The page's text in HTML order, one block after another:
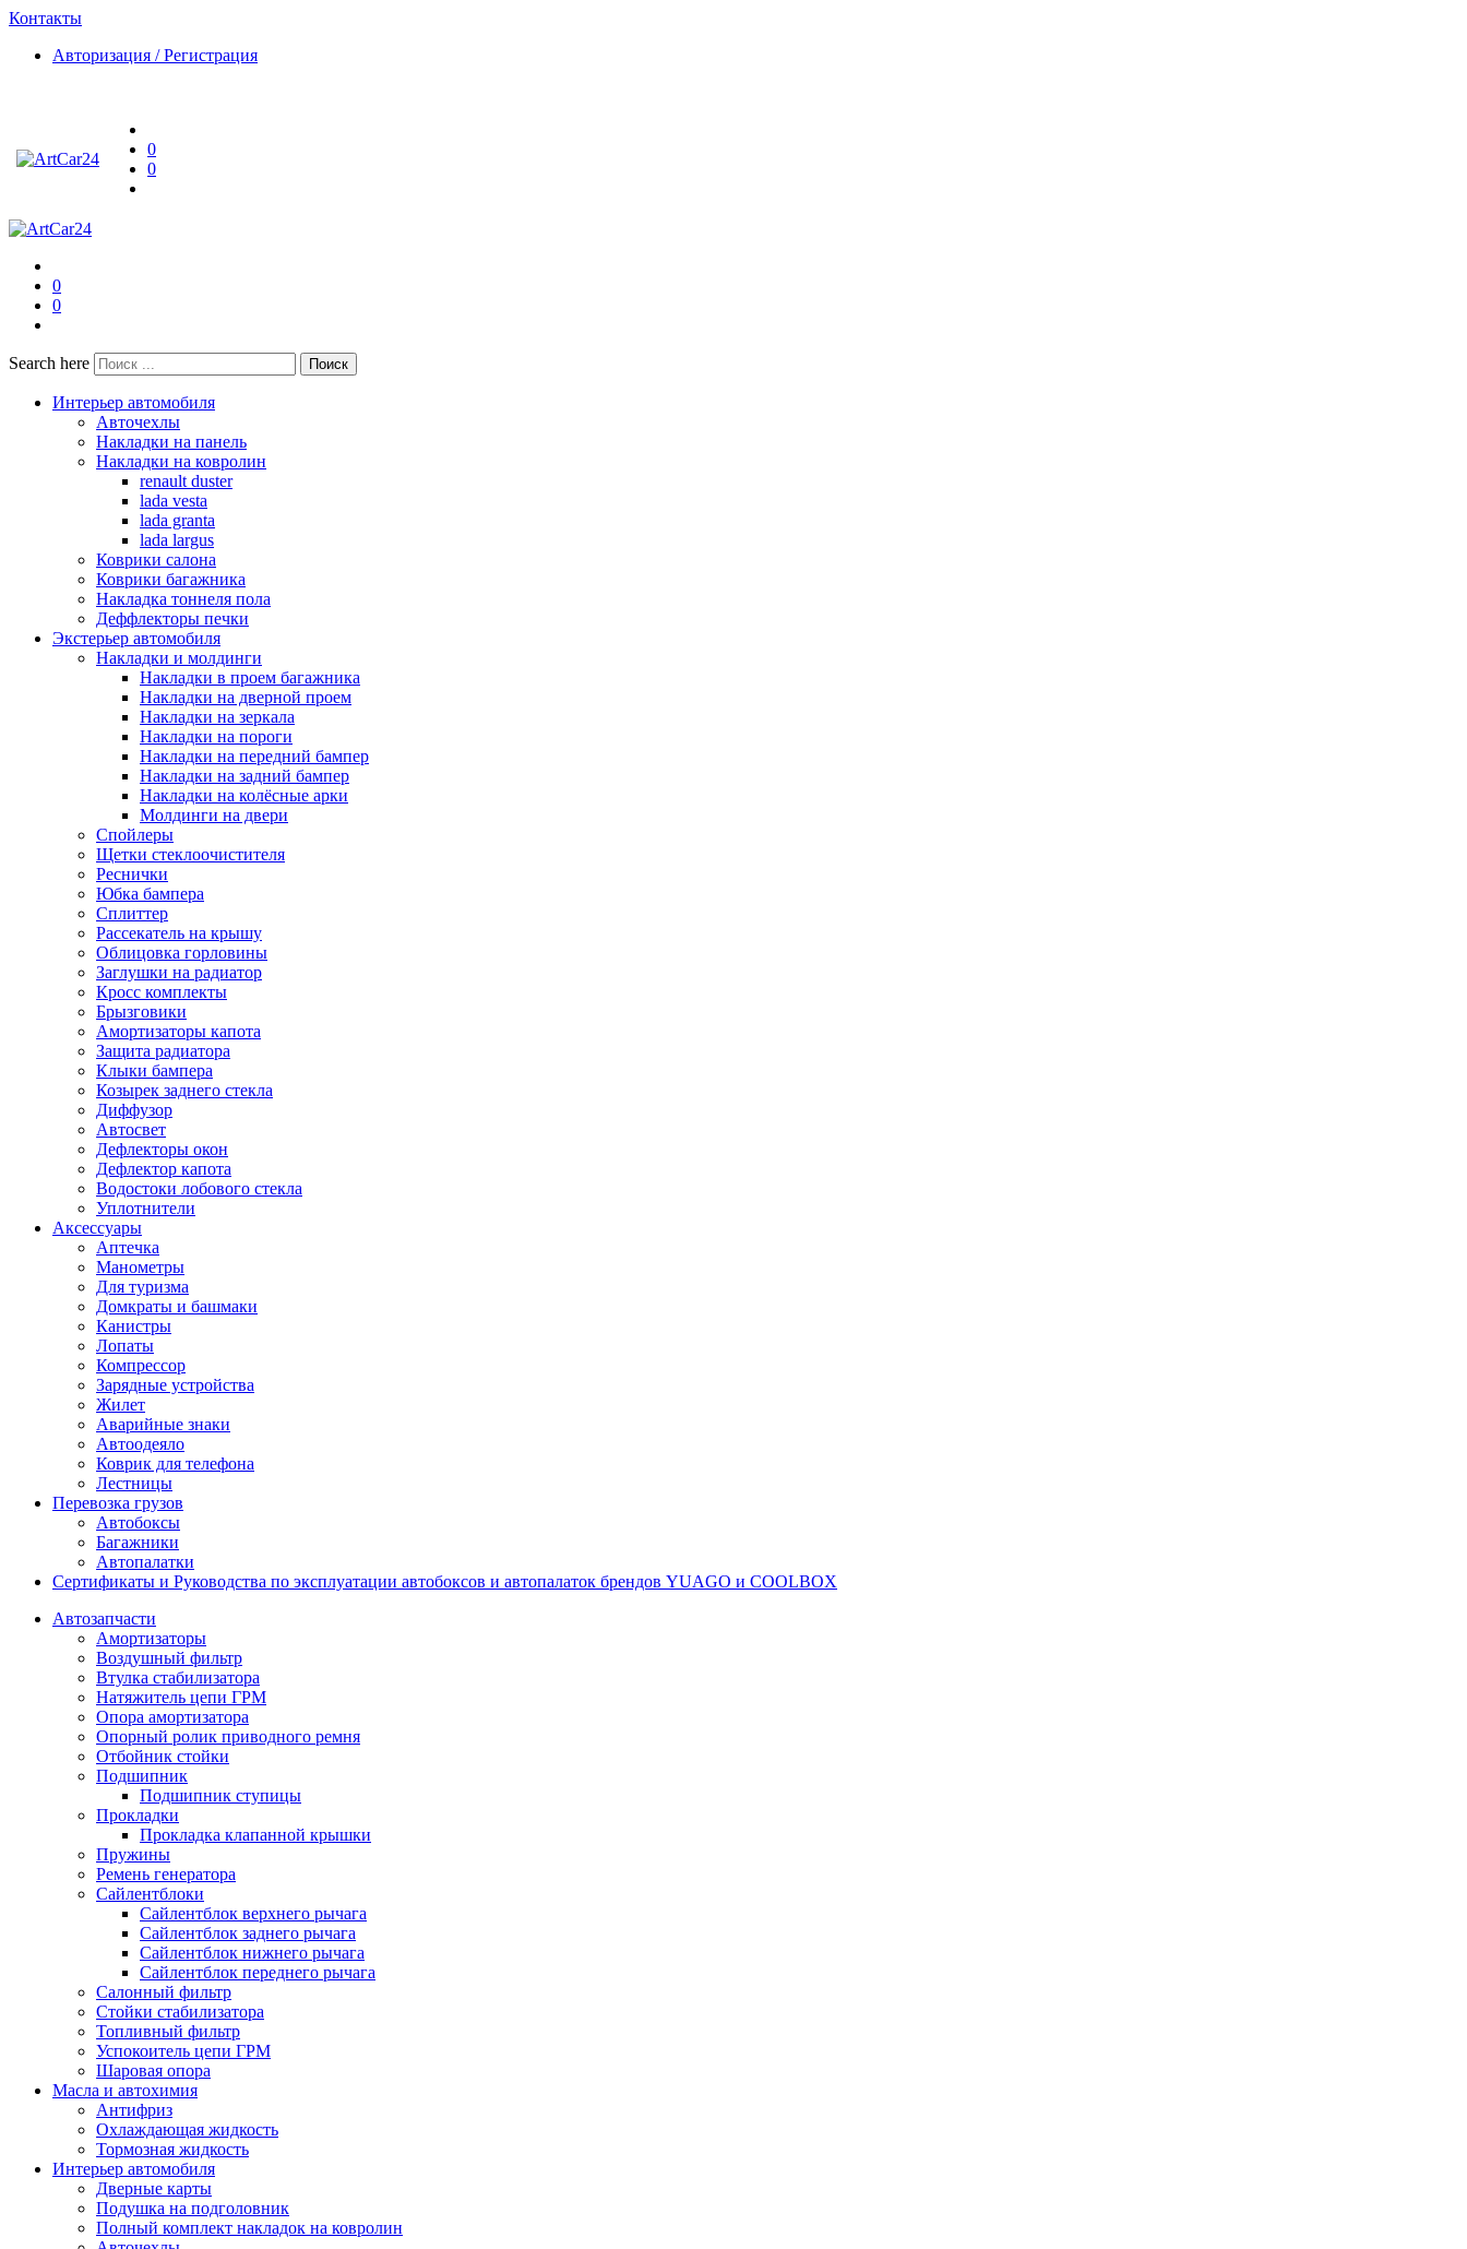
Контакты
Авторизация / Регистрация
0
0
0
0
Search here Поиск
Интерьер автомобиля
Авточехлы
Накладки на панель
Накладки на ковролин
renault duster
lada vesta
lada granta
lada largus
Коврики салона
Коврики багажника
Накладка тоннеля пола
Деффлекторы печки
Экстерьер автомобиля
Накладки и молдинги
Накладки в проем багажника
Накладки на дверной проем
Накладки на зеркала
Накладки на пороги
Накладки на передний бампер
Накладки на задний бампер
Накладки на колёсные арки
Молдинги на двери
Спойлеры
Щетки стеклоочистителя
Реснички
Юбка бампера
Сплиттер
Рассекатель на крышу
Облицовка горловины
Заглушки на радиатор
Кросс комплекты
Брызговики
Амортизаторы капота
Защита радиатора
Клыки бампера
Козырек заднего стекла
Диффузор
Автосвет
Дефлекторы окон
Дефлектор капота
Водостоки лобового стекла
Уплотнители
Аксессуары
Аптечка
Манометры
Для туризма
Домкраты и башмаки
Канистры
Лопаты
Компрессор
Зарядные устройства
Жилет
Аварийные знаки
Автоодеяло
Коврик для телефона
Лестницы
Перевозка грузов
Автобоксы
Багажники
Автопалатки
Сертификаты и Руководства по эксплуатации автобоксов и автопалаток брендов YUAGO и COOLBOX
Автозапчасти
Амортизаторы
Воздушный фильтр
Втулка стабилизатора
Натяжитель цепи ГРМ
Опора амортизатора
Опорный ролик приводного ремня
Отбойник стойки
Подшипник
Подшипник ступицы
Прокладки
Прокладка клапанной крышки
Пружины
Ремень генератора
Сайлентблоки
Сайлентблок верхнего рычага
Сайлентблок заднего рычага
Сайлентблок нижнего рычага
Сайлентблок переднего рычага
Салонный фильтр
Стойки стабилизатора
Топливный фильтр
Успокоитель цепи ГРМ
Шаровая опора
Масла и автохимия
Антифриз
Охлаждающая жидкость
Тормозная жидкость
Интерьер автомобиля
Дверные карты
Подушка на подголовник
Полный комплект накладок на ковролин